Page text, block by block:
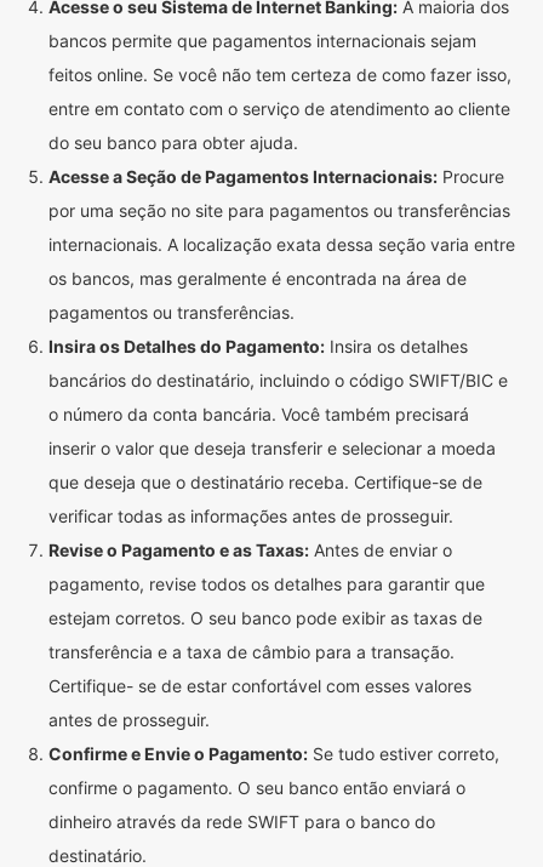
Acesse o seu Sistema de Internet Banking: A maioria dos
bancos permite que pagamentos internacionais sejam
feitos online. Se você não tem certeza de como fazer isso,
entre em contato com o serviço de atendimento ao cliente
do seu banco para obter ajuda.
Acesse a Seção de Pagamentos Internacionais: Procure
por uma seção no site para pagamentos ou transferências
internacionais. A localização exata dessa seção varia entre
os bancos, mas geralmente é encontrada na área de
pagamentos ou transferências.
Insira os Detalhes do Pagamento: Insira os detalhes
bancários do destinatário, incluindo o código SWIFT/BIC e
o número da conta bancária. Você também precisará
inserir o valor que deseja transferir e selecionar a moeda
que deseja que o destinatário receba. Certifique-se de
verificar todas as informações antes de prosseguir.
Revise o Pagamento e as Taxas: Antes de enviar o
pagamento, revise todos os detalhes para garantir que
estejam corretos. O seu banco pode exibir as taxas de
transferência e a taxa de câmbio para a transação.
Certifique- se de estar confortável com esses valores
antes de prosseguir.
Confirme e Envie o Pagamento: Se tudo estiver correto,
confirme o pagamento. O seu banco então enviará o
dinheiro através da rede SWIFT para o banco do
destinatário.